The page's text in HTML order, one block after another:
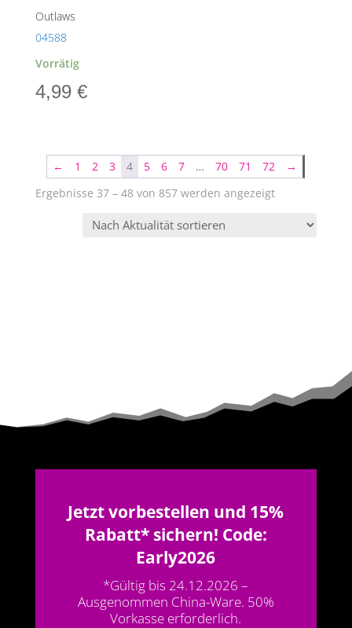
Outlaws
04588
Vorrätig
4,99 €
← 1 2 3 4 5 6 7 … 70 71 72
→
Ergebnisse 37 – 48 von 857 werden angezeigtNach
sortiert
Jetzt vorbestellen und 15%
Rabatt* sichern! Code:
Early2026
*Gültig bis 24.12.2026 –
Ausgenommen China-Ware. 50%
Vorkasse erforderlich.